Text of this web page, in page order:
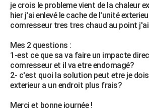
BONS PLANS
Carte de Noël
Carte Bonne année
Carte Saint-Valentin
Carte Pâques
Carte d'anniversaire
DICTIONNAIRE
Dictionnaire
Biographies
Citations
Expressions
Proverbes
PROGRAMME TV
je crois le probleme vient de la chaleur
hier j'ai enlevé le cache de l'unité
comresseur tres tres chaud au point
Mes 2 questions :
1-est ce que sa va faire un impacte
comresseur et il va etre endomagé?
2- c'est quoi la solution peut etre je
exterieur a un endroit plus frais?
Merci et bonne journée !